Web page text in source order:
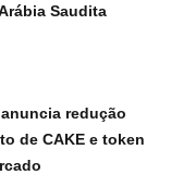
Saudita
redução
de CAKE e token